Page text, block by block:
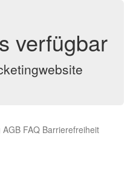
verfügbar
AGB FAQ Barrierefreiheit